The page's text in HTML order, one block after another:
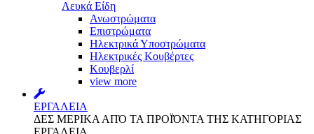
Λευκά Είδη
Ανωστρώματα
Επιστρώματα
Ηλεκτρικά Υποστρώματα
Ηλεκτρικές Κουβέρτες
Κουβερλί
view more
ΕΡΓΑΛΕΙΑ
ΔΕΣ ΜΕΡΙΚΑ ΑΠΌ ΤΑ ΠΡΟΪΌΝΤΑ ΤΗΣ ΚΑΤΗΓΟΡΙΑΣ
ΕΡΓΑΛΕΙΑ